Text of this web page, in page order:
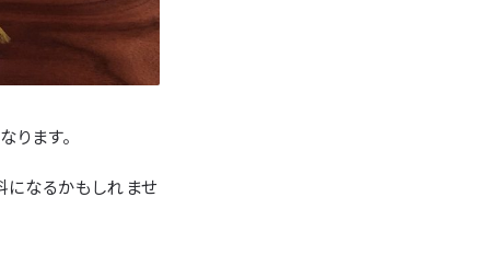
ます。
なるかもしれませ